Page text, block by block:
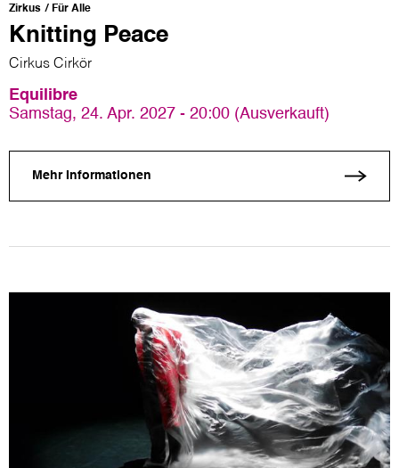
Zirkus Für Alle
Knitting Peace
Cirkus Cirkör
Equilibre
Samstag, 24. Apr. 2027 - 20:00 (Ausverkauft)
Mehr Informationen